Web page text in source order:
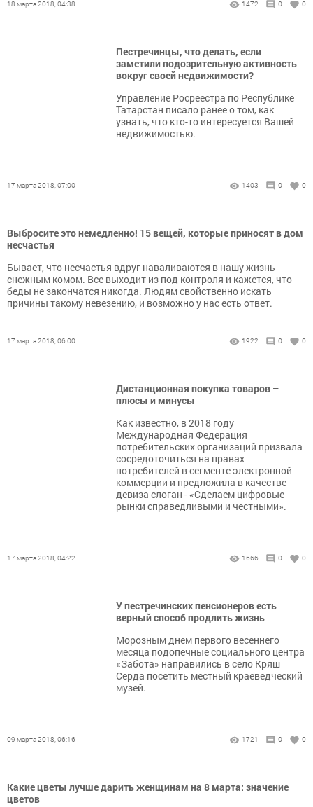
18 марта 2018, 04:38 1472 0 0
Пестречинцы, что делать, если
заметили подозрительную активность
вокруг своей недвижимости?
Управление Росреестра по Республике
Татарстан писало ранее о том, как
узнать, что кто-то интересуется Вашей
недвижимостью.
17 марта 2018, 07:00 1403 0 0
Выбросите это немедленно! 15 вещей, которые приносят в дом
несчастья
Бывает, что несчастья вдруг наваливаются в нашу жизнь
снежным комом. Все выходит из под контроля и кажется, что
беды не закончатся никогда. Людям свойственно искать
причины такому невезению, и возможно у нас есть ответ.
17 марта 2018, 06:00 1922 0 0
Дистанционная покупка товаров –
плюсы и минусы
Как известно, в 2018 году
Международная Федерация
потребительских организаций призвала
сосредоточиться на правах
потребителей в сегменте электронной
коммерции и предложила в качестве
девиза слоган - «Сделаем цифровые
рынки справедливыми и честными».
17 марта 2018, 04:22 1666 0 0
У пестречинских пенсионеров есть
верный способ продлить жизнь
Морозным днем первого весеннего
месяца подопечные социального центра
«Забота» направились в село Кряш
Серда посетить местный краеведческий
музей.
09 марта 2018, 06:16 1721 0 0
Какие цветы лучше дарить женщинам на 8 марта: значение
цветов